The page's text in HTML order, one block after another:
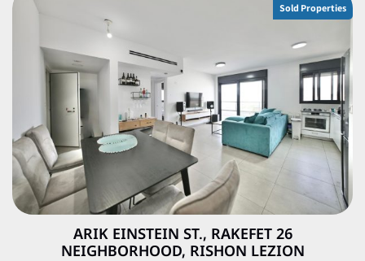
Sold Properties
26 ARIK EINSTEIN ST., RAKEFET
NEIGHBORHOOD, RISHON LEZION